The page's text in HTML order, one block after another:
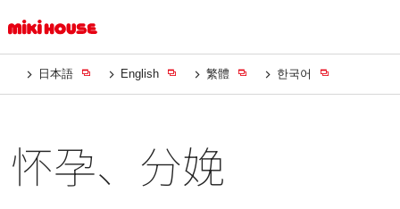
日本語 English 繁體 한국어
怀孕、分娩